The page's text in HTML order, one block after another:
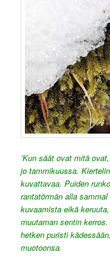
’Kun säät ovat mitä
jo tammikuussa.
kuvattavaa. Puiden
rantatörmän alla
kuvaamista eikä
muutaman sentin
hetken puristi
muotoonsa.